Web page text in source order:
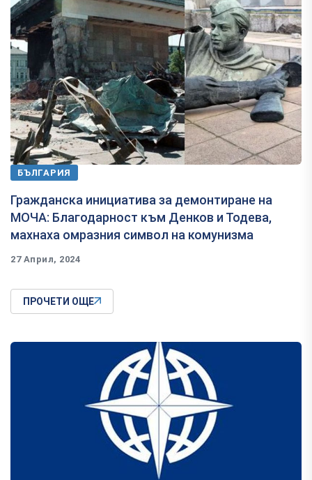
БЪЛГАРИЯ
Гражданска инициатива за демонтиране на
МОЧА: Благодарност към Денков и Тодева,
махнаха омразния символ на комунизма
27 Април, 2024
ПРОЧЕТИ ОЩЕ